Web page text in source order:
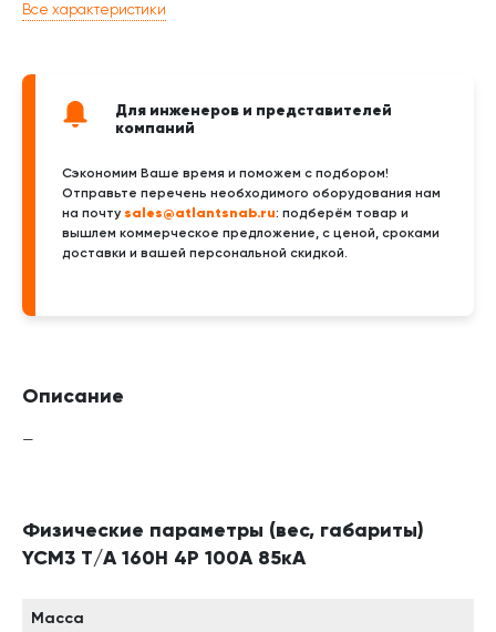
Все характеристики
Для инженеров и представителей
компаний
Сэкономим Ваше время и поможем с подбором!
Отправьте перечень необходимого оборудования нам
на почту sales@atlantsnab.ru: подберём товар и
вышлем коммерческое предложение, с ценой, сроками
доставки и вашей персональной скидкой.
Описание
—
Физические параметры (вес, габариты)
YCM3 T/A 160H 4P 100А 85кА
Масса